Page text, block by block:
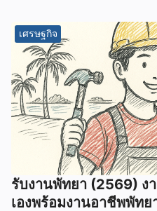
เศรษฐกิจ
รับงานพัทยา (2569) ️ง
เองพร้อมงานอาชีพพัทย